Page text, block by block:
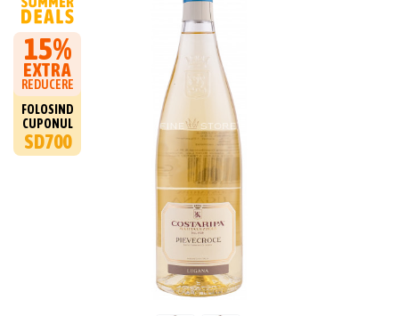
15%
EXTRA
REDUCERE
FOLOSIND
CUPONUL
SD700